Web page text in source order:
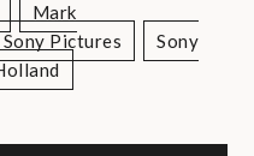
Mark
Sony Pictures
Sony